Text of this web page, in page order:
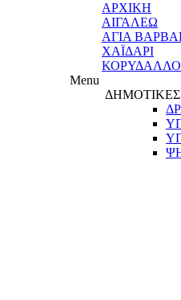
ΑΡΧΙΚΗ
ΑΙΓΑΛΕΩ
ΑΓΙΑ
ΧΑΪΔΑΡΙ
Menu